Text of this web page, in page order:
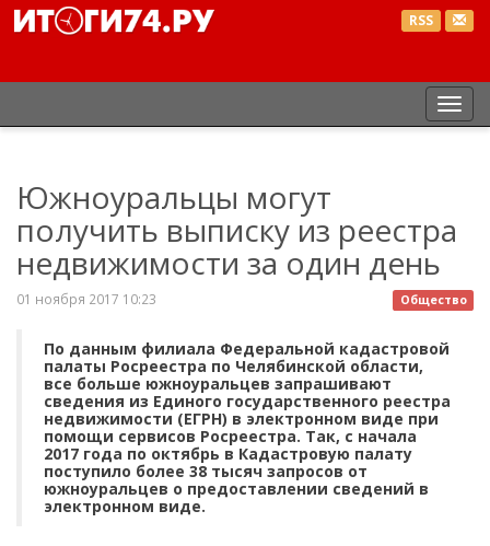
RSS
Южноуральцы могут
получить выписку из реестра
недвижимости за один день
Общество
01 ноября 2017 10:23
По данным филиала Федеральной кадастровой
палаты Росреестра по Челябинской области,
все больше южноуральцев запрашивают
сведения из Единого государственного реестра
недвижимости (ЕГРН) в электронном виде при
помощи сервисов Росреестра. Так, с начала
2017 года по октябрь в Кадастровую палату
поступило более 38 тысяч запросов от
южноуральцев о предоставлении сведений в
электронном виде.